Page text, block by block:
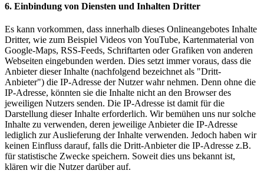
6. Einbindung von Diensten und Inhalten Dritter
Es kann vorkommen, dass innerhalb dieses Onlineangebotes Inhalte
Dritter, wie zum Beispiel Videos von YouTube, Kartenmaterial von
Google-Maps, RSS-Feeds, Schriftarten oder Grafiken von anderen
Webseiten eingebunden werden. Dies setzt immer voraus, dass die
Anbieter dieser Inhalte (nachfolgend bezeichnet als "Dritt-
Anbieter") die IP-Adresse der Nutzer wahr nehmen. Denn ohne die
IP-Adresse, könnten sie die Inhalte nicht an den Browser des
jeweiligen Nutzers senden. Die IP-Adresse ist damit für die
Darstellung dieser Inhalte erforderlich. Wir bemühen uns nur solche
Inhalte zu verwenden, deren jeweilige Anbieter die IP-Adresse
lediglich zur Auslieferung der Inhalte verwenden. Jedoch haben wir
keinen Einfluss darauf, falls die Dritt-Anbieter die IP-Adresse z.B.
für statistische Zwecke speichern. Soweit dies uns bekannt ist,
klären wir die Nutzer darüber auf.